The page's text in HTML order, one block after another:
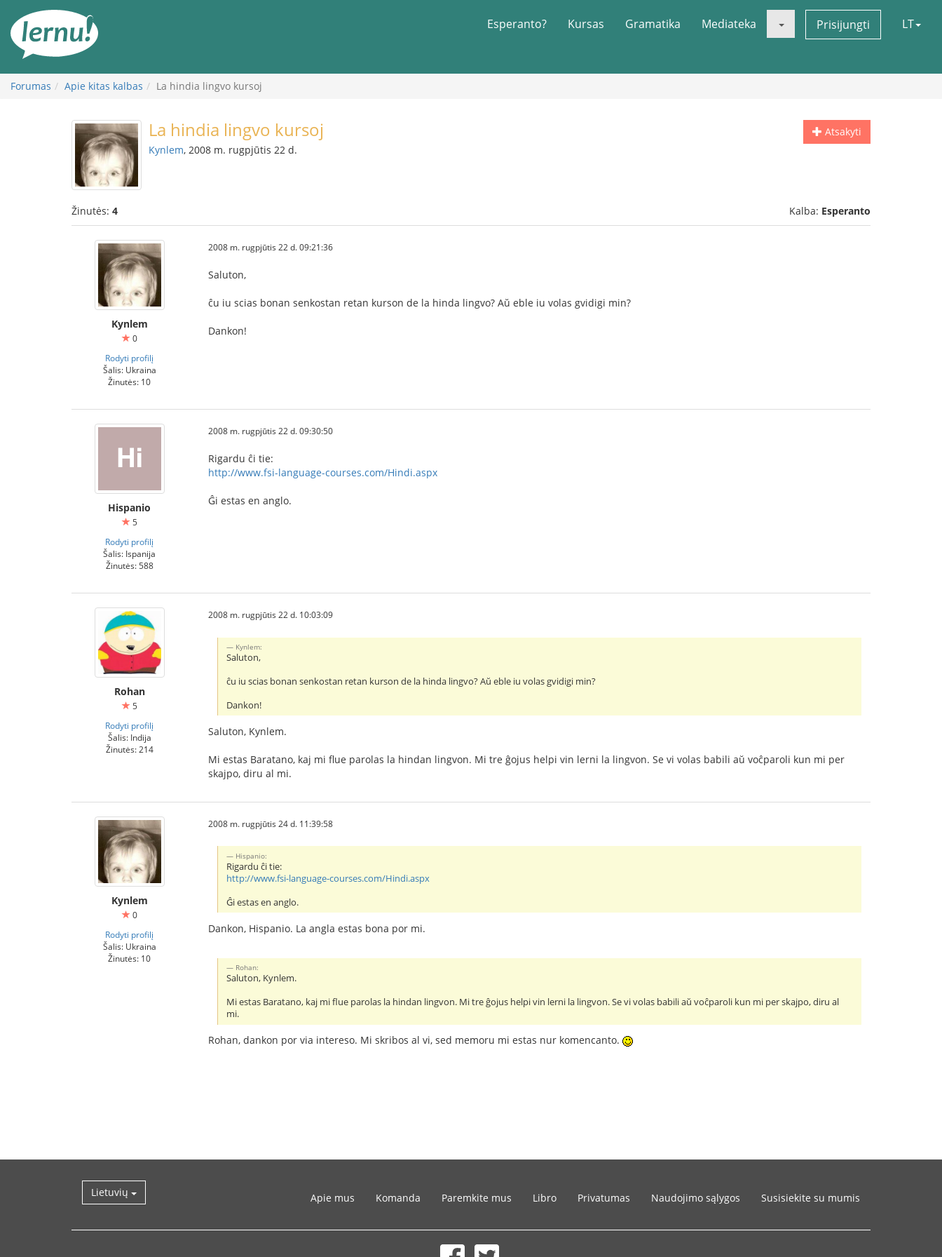
turinį
Esperanto? Kursas Gramatika Mediateka Prisijungti LT
Forumas Apie kitas kalbas La hindia lingvo kursoj
Atsakyti
La hindia lingvo kursoj
Kynlem, 2008 m. rugpjūtis 22 d.
Žinutės: 4 Kalba: Esperanto
Kynlem
0
Rodyti profilį
Šalis: Ukraina
Žinutės: 10
2008 m. rugpjūtis 22 d. 09:21:36
Saluton,
ĉu iu scias bonan senkostan retan kurson de la hinda lingvo? Aŭ eble iu volas gvidigi min?
Dankon!
Hispanio
5
Rodyti profilį
Šalis: Ispanija
Žinutės: 588
2008 m. rugpjūtis 22 d. 09:30:50
Rigardu ĉi tie:
http://www.fsi-language-courses.com/Hindi.aspx
Ĝi estas en anglo.
Rohan
5
Rodyti profilį
Šalis: Indija
Žinutės: 214
2008 m. rugpjūtis 22 d. 10:03:09
Kynlem:
Saluton,
ĉu iu scias bonan senkostan retan kurson de la hinda lingvo? Aŭ eble iu volas gvidigi min?
Dankon!
Saluton, Kynlem.
Mi estas Baratano, kaj mi flue parolas la hindan lingvon. Mi tre ĝojus helpi vin lerni la lingvon. Se vi volas babili aŭ voĉparoli kun mi per
skajpo, diru al mi.
Kynlem
0
Rodyti profilį
Šalis: Ukraina
Žinutės: 10
2008 m. rugpjūtis 24 d. 11:39:58
Hispanio:
Rigardu ĉi tie:
http://www.fsi-language-courses.com/Hindi.aspx
Ĝi estas en anglo.
Dankon, Hispanio. La angla estas bona por mi.
Rohan:
Saluton, Kynlem.
Mi estas Baratano, kaj mi flue parolas la hindan lingvon. Mi tre ĝojus helpi vin lerni la lingvon. Se vi volas babili aŭ voĉparoli kun mi per skajpo, diru al
mi.
Rohan, dankon por via intereso. Mi skribos al vi, sed memoru mi estas nur komencanto.
Lietuvių Apie mus Komanda Paremkite mus Libro Privatumas Naudojimo sąlygos Susisiekite su mumis